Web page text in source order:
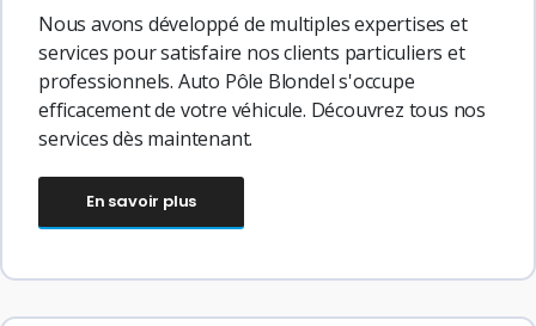
Nous avons développé de multiples expertises et
services pour satisfaire nos clients particuliers et
professionnels. Auto Pôle Blondel s'occupe
efficacement de votre véhicule. Découvrez tous nos
services dès maintenant.
En savoir plus